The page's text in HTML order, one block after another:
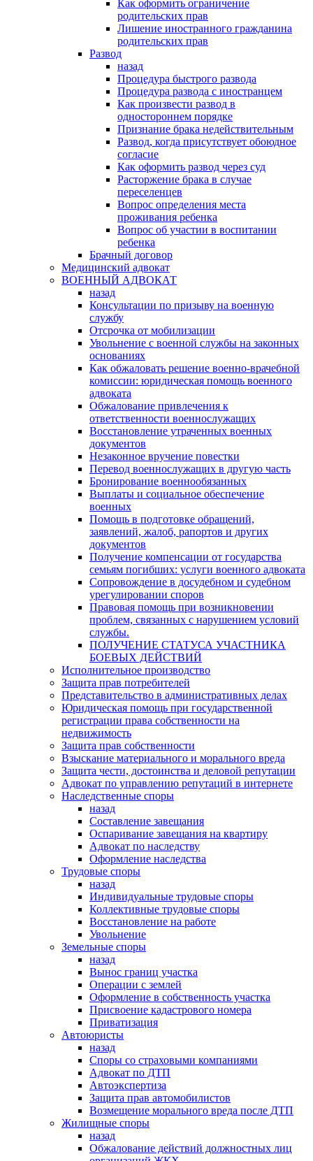
Как оформить ограничение
родительских прав
Лишение иностранного гражданина
родительских прав
Развод
назад
Процедура быстрого развода
Процедура развода с иностранцем
Как произвести развод в
одностороннем порядке
Признание брака недействительным
Развод, когда присутствует обоюдное
согласие
Как оформить развод через суд
Расторжение брака в случае
переселенцев
Вопрос определения места
проживания ребенка
Вопрос об участии в воспитании
ребенка
Брачный договор
Медицинский адвокат
ВОЕННЫЙ АДВОКАТ
назад
Консультации по призыву на военную
службу
Отсрочка от мобилизации
Увольнение с военной службы на законных
основаниях
Как обжаловать решение военно-врачебной
комиссии: юридическая помощь военного
адвоката
Обжалование привлечения к
ответственности военнослужащих
Восстановление утраченных военных
документов
Незаконное вручение повестки
Перевод военнослужащих в другую часть
Бронирование военнообязанных
Выплаты и социальное обеспечение
военных
Помощь в подготовке обращений,
заявлений, жалоб, рапортов и других
документов
Получение компенсации от государства
семьям погибших: услуги военного адвоката
Сопровождение в досудебном и судебном
урегулировании споров
Правовая помощь при возникновении
проблем, связанных с нарушением условий
службы.
ПОЛУЧЕНИЕ СТАТУСА УЧАСТНИКА
БОЕВЫХ ДЕЙСТВИЙ
Исполнительное производство
Защита прав потребителей
Представительство в административных делах
Юридическая помощь при государственной
регистрации права собственности на
недвижимость
Защита прав собственности
Взыскание материального и морального вреда
Защита чести, достоинства и деловой репутации
Адвокат по управлению репутаций в интернете
Наследственные споры
назад
Составление завещания
Оспаривание завещания на квартиру
Адвокат по наследству
Оформление наследства
Трудовые споры
назад
Индивидуальные трудовые споры
Коллективные трудовые споры
Восстановление на работе
Увольнение
Земельные споры
назад
Вынос границ участка
Операции с землей
Оформление в собственность участка
Присвоение кадастрового номера
Приватизация
Автоюристы
назад
Споры со страховыми компаниями
Адвокат по ДТП
Автоэкспертиза
Защита прав автомобилистов
Возмещение морального вреда после ДТП
Жилищные споры
назад
Обжалование действий должностных лиц